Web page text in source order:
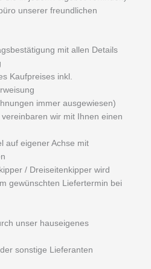
unserer freundlichen
mit allen Details
Kaufpreises inkl.
immer ausgewiesen)
wir mit Ihnen einen
auf eigener Achse mit
/ Dreiseitenkipper wird
gewünschten Liefertermin bei
unser hauseigenes
sonstige Lieferanten